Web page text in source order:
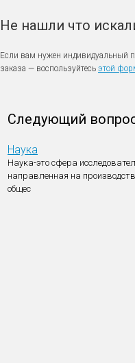
Не нашли что
Если вам нужен индивидуальный
заказа — воспользуйтесь этой
Следующий
Наука
Наука-это сфера
направленная на
общес